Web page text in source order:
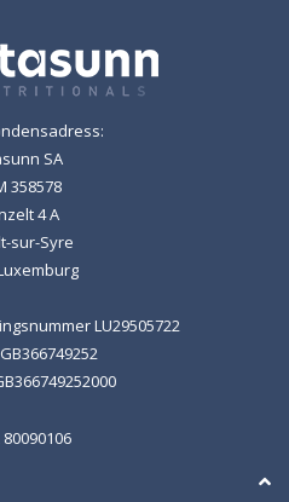
SA
358578
4 A
sur-Syre
LU29505722